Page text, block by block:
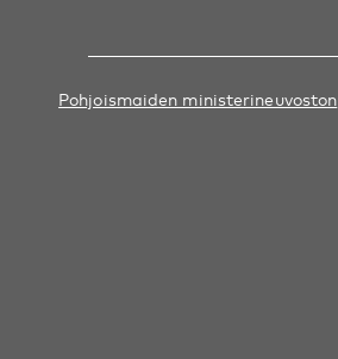
Pohjoismaiden ministerineuvoston